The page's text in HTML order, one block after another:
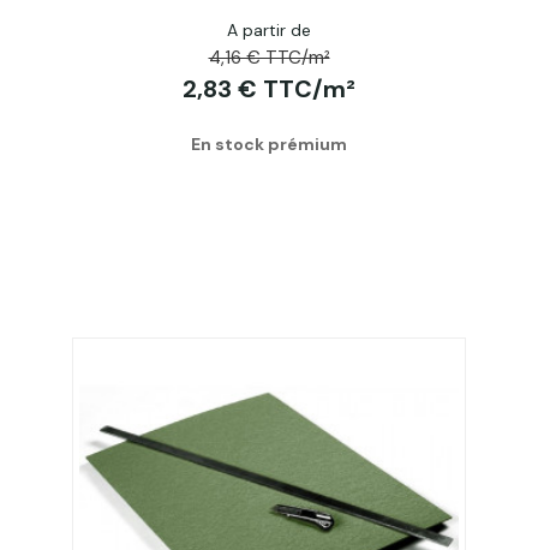
Acheter
A partir de
4,16 € TTC/m²
2,83 € TTC/m²
En stock prémium